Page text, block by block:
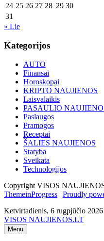
24 25 26 27 28 29 30
31
« Lie
Kategorijos
AUTO
Finansai
Horoskopai
KRIPTO NAUJIENOS
Laisvalaikis
PASAULIO
Paslaugos
Pramogos
Receptai
ŠALIES NAUJIENOS
Statyba
Sveikata
Technologijos
Copyright VISOS
ThemeinProgress | Proudly
Ketvirtadienis, 6 rugpjūčio 2026
VISOS NAUJIENOS.LT
Menu